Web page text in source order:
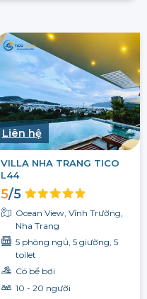
Liên hệ
VILLA NHA TRANG TICO
L44
5/5
Ocean View, Vĩnh Trường,
Nha Trang
5 phòng ngủ, 5 giường, 5
toilet
Có bể bơi
10 - 20 người